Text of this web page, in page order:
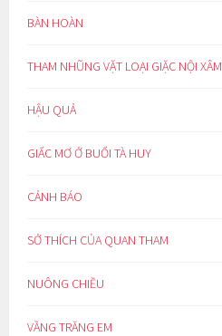
BÀN HOÀN
THAM NHŨNG VẶT LOẠI GIẶC NỘI XÂM
HẬU QUẢ
GIẤC MƠ Ở BUỔI TÀ HUY
CẢNH BÁO
SỞ THÍCH CỦA QUAN THAM
NUÔNG CHIỀU
VẦNG TRĂNG EM